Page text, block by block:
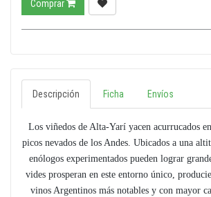
Comprar
Descripción Ficha Envíos
Los viñedos de Alta-Yarí yacen acurrucados
picos nevados de los Andes. Ubicados a una
enólogos experimentados pueden lograr
vides prosperan en este entorno único,
vinos Argentinos más notables y con mayor